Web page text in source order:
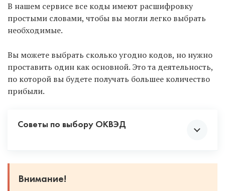
В нашем сервисе все коды имеют расшифровку
простыми словами, чтобы вы могли легко выбрать
необходимые.
Вы можете выбрать сколько угодно кодов, но нужно
проставить один как основной. Это та деятельность,
по которой вы будете получать большее количество
прибыли.
Советы по выбору ОКВЭД
Смело выбирайте несколько кодов, включая
Внимание!